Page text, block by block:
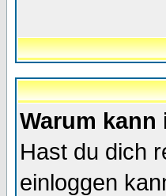
Warum
Hast du dich
einloggen